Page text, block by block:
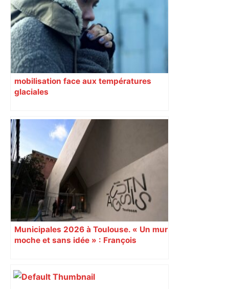
supporters du MHR en route pour la
finale de Top 14 de rugby Toulouse-
Montpellier à Paris – France 3 Régions
mobilisation face aux températures
glaciales
Municipales 2026 à Toulouse. « Un mur
moche et sans idée » : François
Augustins